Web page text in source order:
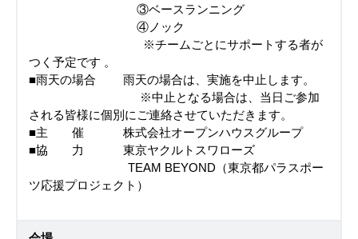
③ベースランニング
④ノック
※チームごとにサポートする者が
つく予定です 。
■雨天の場合 雨天の場合は、実施を中止します。
※中止となる場合は、当日ご参加
される皆様に個別にご連絡させていただきます。
■主 催 株式会社オープンハウスグループ
■協 力 東京ヤクルトスワローズ
TEAM BEYOND（東京都パラスポー
ツ応援プロジェクト）